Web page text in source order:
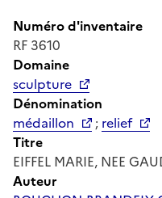
Numéro d'inventaire
RF 3610
Domaine
sculpture
Dénomination
médaillon
; relief
Titre
EIFFEL MARIE, NEE
Auteur